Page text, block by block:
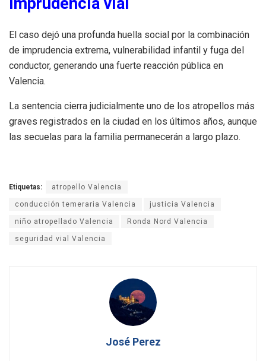
El caso dejó una profunda huella social por la combinación
de imprudencia extrema, vulnerabilidad infantil y fuga del
conductor, generando una fuerte reacción pública en
Valencia.
La sentencia cierra judicialmente uno de los atropellos más
graves registrados en la ciudad en los últimos años, aunque
las secuelas para la familia permanecerán a largo plazo.
Etiquetas: atropello Valencia
conducción temeraria Valencia justicia Valencia
niño atropellado Valencia Ronda Nord Valencia
seguridad vial Valencia
José Perez